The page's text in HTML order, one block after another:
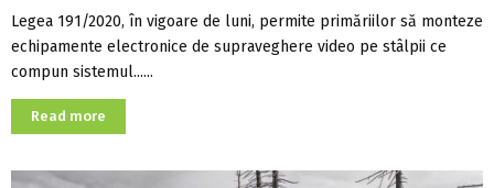
Legea 191/2020, în vigoare de luni, permite primăriilor să monteze
echipamente electronice de supraveghere video pe stâlpii ce
compun sistemul......
Read more